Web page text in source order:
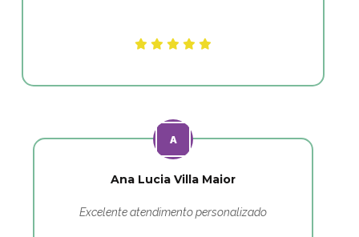
Ana Lucia Villa Maior
Excelente atendimento personalizado